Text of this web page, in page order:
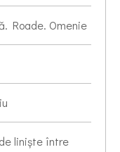
Roade. Omenie
liniște între